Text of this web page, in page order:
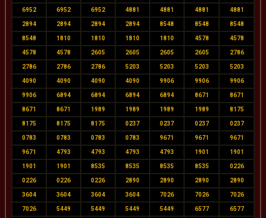
6952 6952 6952 4881 4881 4881 4881
2894 2894 2894 2894 8548 8548 8548
8548 1810 1810 1810 1810 4578 4578
4578 4578 2605 2605 2605 2605 2786
2786 2786 2786 5203 5203 5203 5203
4090 4090 4090 4090 9906 9906 9906
9906 6894 6894 6894 6894 8671 8671
8671 8671 1989 1989 1989 1989 8175
8175 8175 8175 0237 0237 0237 0237
0783 0783 0783 0783 9671 9671 9671
9671 4793 4793 4793 4793 1901 1901
1901 1901 8535 8535 8535 8535 0226
0226 0226 0226 2890 2890 2890 2890
3604 3604 3604 3604 7026 7026 7026
7026 5449 5449 5449 5449 6577 6577